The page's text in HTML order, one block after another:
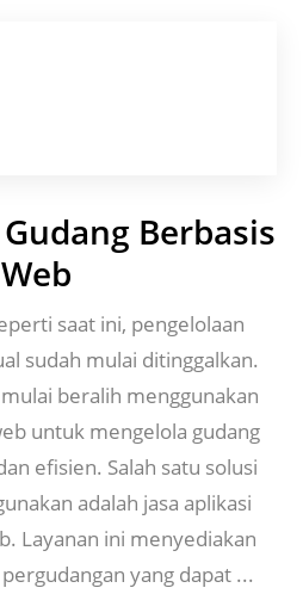
Berbasis
Web
saat ini, pengelolaan
sudah mulai ditinggalkan.
beralih menggunakan
untuk mengelola gudang
efisien. Salah satu solusi
adalah jasa aplikasi
Layanan ini menyediakan
yang dapat ...